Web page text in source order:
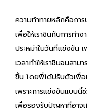
ความท้าทายหลักคือการ
เพื่อให้เราชินกับการท
ประหม่าในวันที่แข่งขัน
เวลาทำให้เราชินจนสา
ขึ้น โดยพี่ได้ปรับตัวเพื่
เพราะการแข่งขันแบบนี้
เพื่อรองรับปัญหาที่อาจ